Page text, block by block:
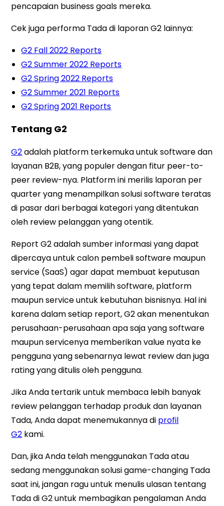
pencapaian business goals mereka.
Cek juga performa Tadadi laporan G2 lainnya:
G2 Fall 2022 Reports
G2 Summer 2022 Reports
G2 Spring 2022 Reports
G2 Summer 2021 Reports
G2 Spring 2021 Reports
Tentang G2
G2adalah platform terkemuka untuk software dan
layanan B2B, yang populer dengan fitur peer-to-
peer review-nya. Platform ini merilis laporan per
quarter yang menampilkan solusi software teratas
di pasar dari berbagai kategori yang ditentukan
oleh review pelanggan yang otentik.
Report G2 adalah sumber informasi yang dapat
dipercaya untuk calon pembeli software maupun
service (SaaS) agar dapat membuat keputusan
yang tepat dalam memilih software, platform
maupun service untuk kebutuhan bisnisnya. Hal ini
karena dalam setiap report, G2 akan menentukan
perusahaan-perusahaan apa saja yang software
maupun servicenya memberikan value nyata ke
pengguna yang sebenarnya lewat review dan juga
rating yang ditulis oleh pengguna.
Jika Anda tertarik untuk membaca lebih banyak
review pelanggan terhadap produk dan layanan
Tada, Anda dapat menemukannya di profil
G2 kami.
Dan, jika Anda telah menggunakan Tada atau
sedang menggunakan solusi game-changing Tada
saat ini, jangan ragu untuk menulis ulasan tentang
Tada di G2 untuk membagikan pengalaman Anda